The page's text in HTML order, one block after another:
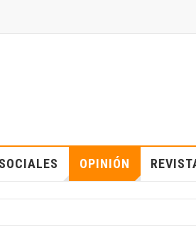
SOCIALES OPINIÓN